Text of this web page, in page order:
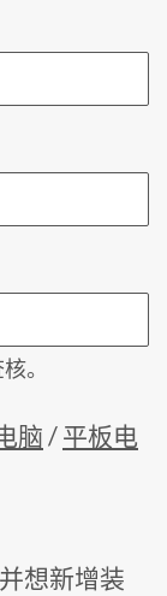
。
脑 / 平板电
想新增装